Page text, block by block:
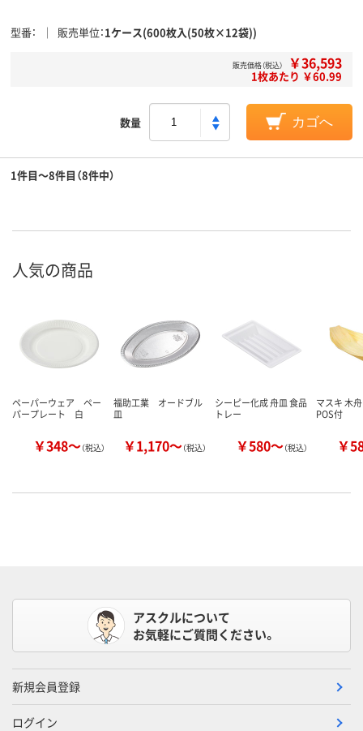
型番 販売単位 1ケース(600枚入(50枚×12袋))
販売価格（税込） ￥36,593
1枚あたり ￥60.99
数量 カゴへ
1件目～8件目（8件中）
人気の商品
ペーパーウェア ペー
パープレート 白
￥348～（税込）
福助工業 オードブル
皿
￥1,170～（税込）
シーピー化成 舟皿 食品
トレー
￥580～（税込）
マスキ 木
POS付
￥
アスクルについて
お気軽にご質問ください。
新規会員登録
ログイン